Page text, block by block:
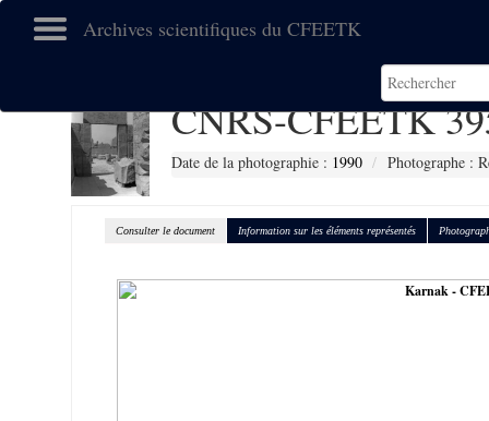
Archives scientifiques du CFEETK
CNRS-CFEETK
Date de la photographie : 1990 Photographe :
Consulter le document Information sur les éléments représentés